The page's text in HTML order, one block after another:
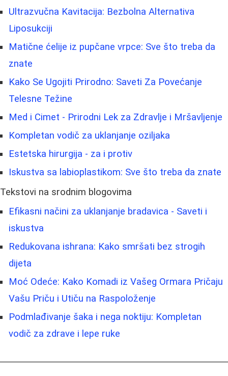
Ultrazvučna Kavitacija: Bezbolna Alternativa
Liposukciji
Matične ćelije iz pupčane vrpce: Sve što treba da
znate
Kako Se Ugojiti Prirodno: Saveti Za Povećanje
Telesne Težine
Med i Cimet - Prirodni Lek za Zdravlje i Mršavljenje
Kompletan vodič za uklanjanje oziljaka
Estetska hirurgija - za i protiv
Iskustva sa labioplastikom: Sve što treba da znate
Tekstovi na srodnim blogovima
Efikasni načini za uklanjanje bradavica - Saveti i
iskustva
Redukovana ishrana: Kako smršati bez strogih
dijeta
Moć Odeće: Kako Komadi iz Vašeg Ormara Pričaju
Vašu Priču i Utiču na Raspoloženje
Podmlađivanje šaka i nega noktiju: Kompletan
vodič za zdrave i lepe ruke